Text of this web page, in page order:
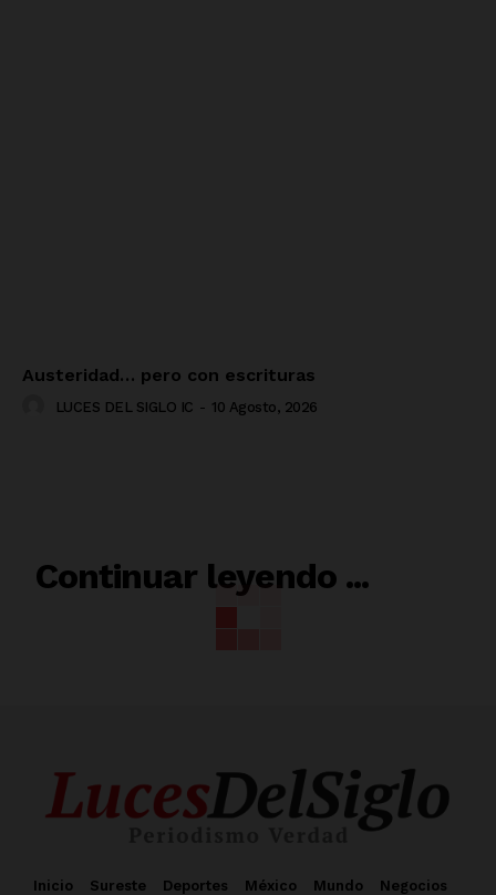
Austeridad… pero con escrituras
LUCES DEL SIGLO IC - 10 Agosto, 2026
Continuar leyendo ...
RELACIONADO
Inicio Sureste Deportes México Mundo
Negocios